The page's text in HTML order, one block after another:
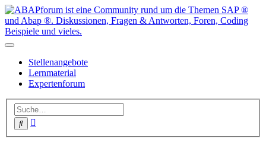
Stellenangebote
Lernmaterial
Expertenforum
Suche